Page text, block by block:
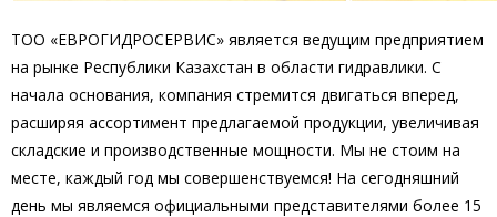
ТОО «ЕВРОГИДРОСЕРВИС» является ведущим предприятием
на рынке Республики Казахстан в области гидравлики. С
начала основания, компания стремится двигаться вперед,
расширяя ассортимент предлагаемой продукции, увеличивая
складские и производственные мощности. Мы не стоим на
месте, каждый год мы совершенствуемся! На сегодняшний
день мы являемся официальными представителями более 15